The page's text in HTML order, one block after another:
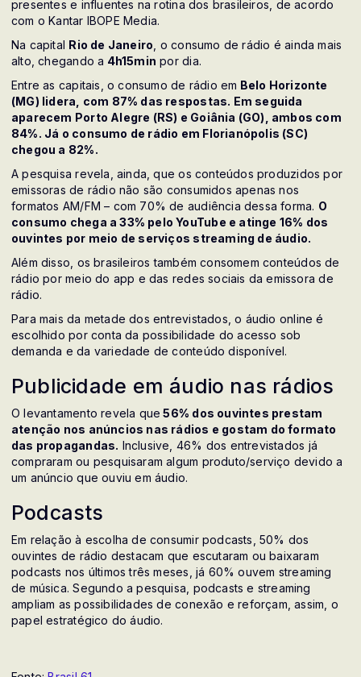
presentes e influentes na rotina dos brasileiros, de acordo
com o Kantar IBOPE Media.
Na capital Rio de Janeiro , o consumo de rádio é ainda mais
alto, chegando a 4h15min por dia.
Entre as capitais, o consumo de rádio em Belo Horizonte
(MG) lidera, com 87% das respostas. Em seguida
aparecem Porto Alegre (RS) e Goiânia (GO), ambos com
84%. Já o consumo de rádio em Florianópolis (SC)
chegou a 82%.
A pesquisa revela, ainda, que os conteúdos produzidos por
emissoras de rádio não são consumidos apenas nos
formatos AM/FM – com 70% de audiência dessa forma. O
consumo chega a 33% pelo YouTube e atinge 16% dos
ouvintes por meio de serviços streaming de áudio.
Além disso, os brasileiros também consomem conteúdos de
rádio por meio do app e das redes sociais da emissora de
rádio.
Para mais da metade dos entrevistados, o áudio online é
escolhido por conta da possibilidade do acesso sob
demanda e da variedade de conteúdo disponível.
Publicidade em áudio nas rádios
O levantamento revela que 56% dos ouvintes prestam
atenção nos anúncios nas rádios e gostam do formato
das propagandas. Inclusive, 46% dos entrevistados já
compraram ou pesquisaram algum produto/serviço devido a
um anúncio que ouviu em áudio.
Podcasts
Em relação à escolha de consumir podcasts, 50% dos
ouvintes de rádio destacam que escutaram ou baixaram
podcasts nos últimos três meses, já 60% ouvem streaming
de música. Segundo a pesquisa, podcasts e streaming
ampliam as possibilidades de conexão e reforçam, assim, o
papel estratégico do áudio.